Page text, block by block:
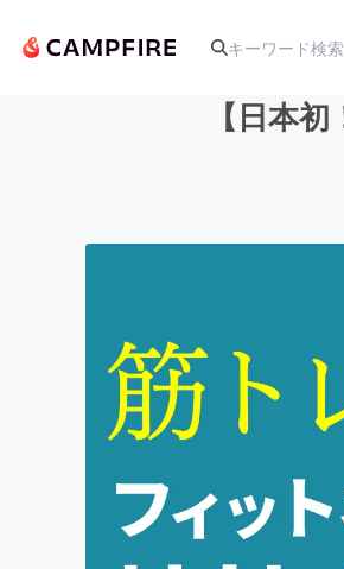
テクノロジー
映像・映画
ビジネス・起
【日本